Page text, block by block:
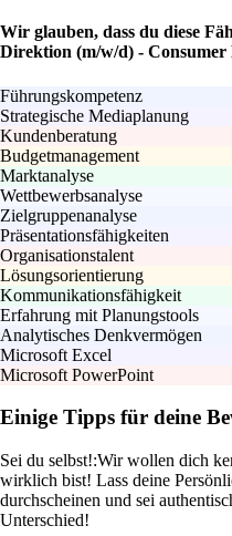
Wir glauben, dass du diese
Direktion (m/w/d) -
Führungskompetenz
Strategische Mediaplanung
Kundenberatung
Budgetmanagement
Marktanalyse
Wettbewerbsanalyse
Zielgruppenanalyse
Präsentationsfähigkeiten
Organisationstalent
Lösungsorientierung
Kommunikationsfähigkeit
Erfahrung mit Planungstools
Analytisches Denkvermögen
Microsoft Excel
Microsoft PowerPoint
Einige Tipps für deine
Sei du selbst!:Wir wollen dich
wirklich bist! Lass deine
durchscheinen und sei
Unterschied!